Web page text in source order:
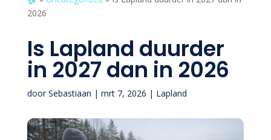
2026
Is Lapland duurder
in 2027 dan in 2026
doorSebastiaan | mrt 7, 2026 | Lapland